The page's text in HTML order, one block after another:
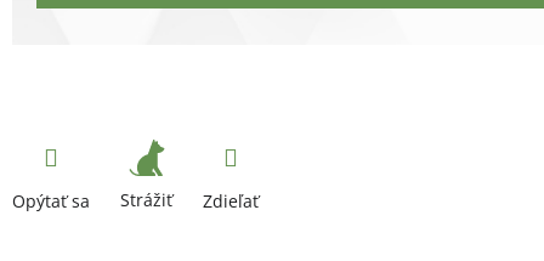
Opýtať sa Strážiť Zdieľať